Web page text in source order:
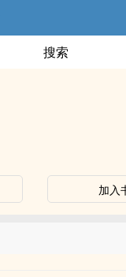
搜索
加入